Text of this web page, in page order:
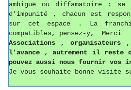
ambiguë ou diffamatoire
:
se
d’impunité , chacun est
sur cet espace . La
compatibles, pensez-y, Merci
Associations , organisateurs ,
l'avance , autrement il
pouvez aussi nous fournir vos
Je vous souhaite bonne visite